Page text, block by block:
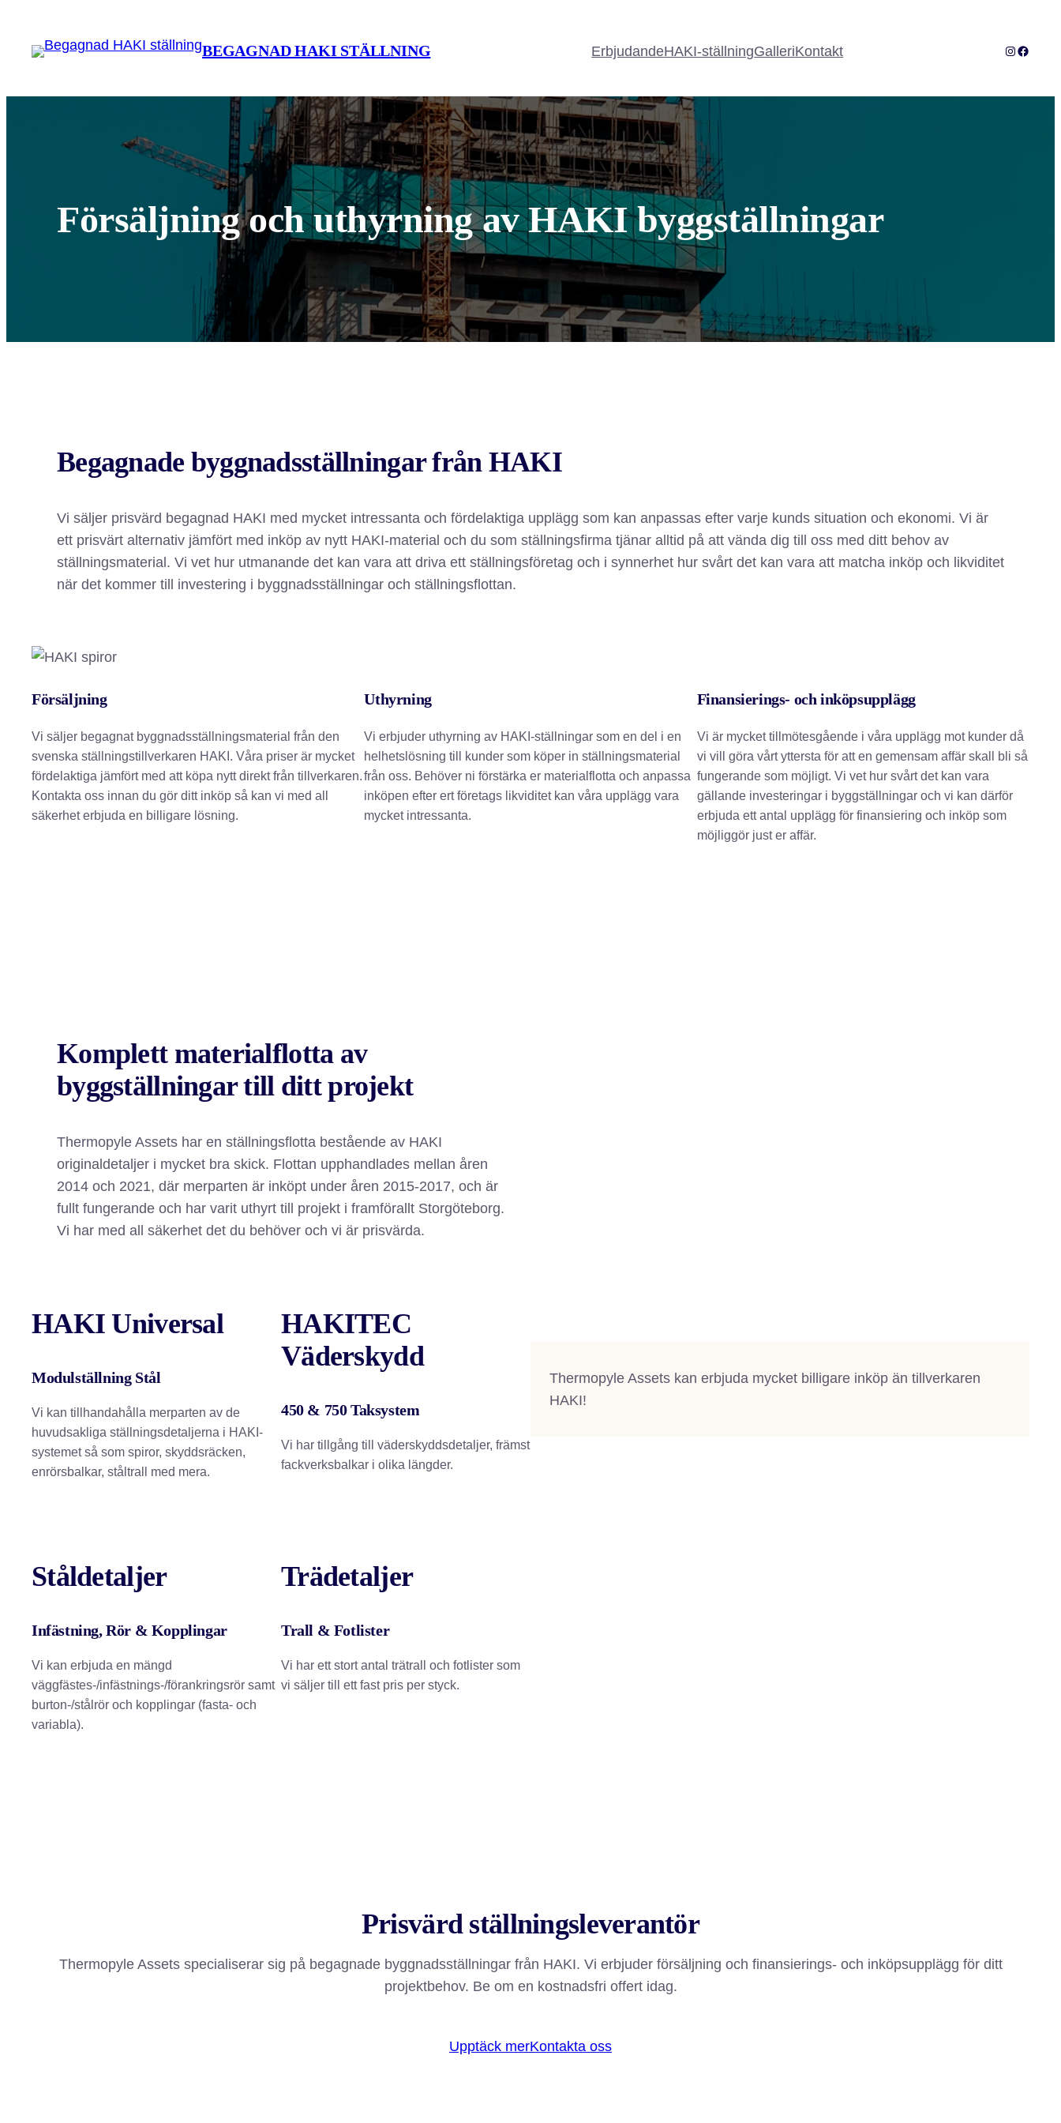
innehåll
BEGAGNAD HAKI STÄLLNING ErbjudandeHAKI-ställningGalleriKontakt Instagram
Försäljning och uthyrning av HAKI byggställningar
Begagnade byggnadsställningar från HAKI
Vi säljer prisvärd begagnad HAKI med mycket intressanta och fördelaktiga upplägg som kan anpassas efter varje kunds situation och ekonomi. Vi är
ett prisvärt alternativ jämfört med inköp av nytt HAKI-material och du som ställningsfirma tjänar alltid på att vända dig till oss med ditt behov av
ställningsmaterial. Vi vet hur utmanande det kan vara att driva ett ställningsföretag och i synnerhet hur svårt det kan vara att matcha inköp och likviditet
när det kommer till investering i byggnadsställningar och ställningsflottan.
Försäljning
Vi säljer begagnat byggnadsställningsmaterial från den
svenska ställningstillverkaren HAKI. Våra priser är mycket
fördelaktiga jämfört med att köpa nytt direkt från tillverkaren.
Kontakta oss innan du gör ditt inköp så kan vi med all
säkerhet erbjuda en billigare lösning.
Uthyrning
Vi erbjuder uthyrning av HAKI-ställningar som en del i en
helhetslösning till kunder som köper in ställningsmaterial
från oss. Behöver ni förstärka er materialflotta och anpassa
inköpen efter ert företags likviditet kan våra upplägg vara
mycket intressanta.
Finansierings- och inköpsupplägg
Vi är mycket tillmötesgående i våra upplägg mot kunder då
vi vill göra vårt yttersta för att en gemensam affär skall bli så
fungerande som möjligt. Vi vet hur svårt det kan vara
gällande investeringar i byggställningar och vi kan därför
erbjuda ett antal upplägg för finansiering och inköp som
möjliggör just er affär.
Komplett materialflotta av
byggställningar till ditt projekt
Thermopyle Assets har en ställningsflotta bestående av HAKI
originaldetaljer i mycket bra skick. Flottan upphandlades mellan åren
2014 och 2021, där merparten är inköpt under åren 2015-2017, och är
fullt fungerande och har varit uthyrt till projekt i framförallt Storgöteborg.
Vi har med all säkerhet det du behöver och vi är prisvärda.
HAKI Universal
Modulställning Stål
Vi kan tillhandahålla merparten av de
huvudsakliga ställningsdetaljerna i HAKI-
systemet så som spiror, skyddsräcken,
enrörsbalkar, ståltrall med mera.
HAKITEC
Väderskydd
450 & 750 Taksystem
Vi har tillgång till väderskyddsdetaljer, främst
fackverksbalkar i olika längder.
Ståldetaljer
Infästning, Rör & Kopplingar
Vi kan erbjuda en mängd
väggfästes-/infästnings-/förankringsrör samt
burton-/stålrör och kopplingar (fasta- och
variabla).
Trädetaljer
Trall & Fotlister
Vi har ett stort antal trätrall och fotlister som
vi säljer till ett fast pris per styck.
Thermopyle Assets kan erbjuda mycket billigare inköp än tillverkaren
HAKI!
Prisvärd ställningsleverantör
Thermopyle Assets specialiserar sig på begagnade byggnadsställningar från HAKI. Vi erbjuder försäljning och finansierings- och inköpsupplägg för ditt
projektbehov. Be om en kostnadsfri offert idag.
Upptäck merKontakta oss